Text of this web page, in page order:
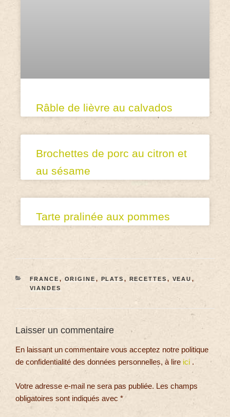
Râble de lièvre au calvados
Brochettes de porc au citron et
au sésame
Tarte pralinée aux pommes
FRANCE , ORIGINE , PLATS , RECETTES , VEAU ,
VIANDES
Laisser un commentaire
En laissant un commentaire vous acceptez notre politique
de confidentialité des données personnelles, à lire ici .
Votre adresse e-mail ne sera pas publiée. Les champs
obligatoires sont indiqués avec *